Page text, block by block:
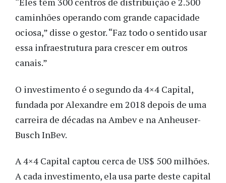
caminhões operando com grande capacidade
ociosa,” disse o gestor. “Faz todo o sentido usar
essa infraestrutura para crescer em outros
canais.”
O investimento é o segundo da 4×4 Capital,
fundada por Alexandre em 2018 depois de uma
carreira de décadas na Ambev e na Anheuser-
Busch InBev.
A 4×4 Capital captou cerca de US$ 500 milhões.
A cada investimento, ela usa parte deste capital